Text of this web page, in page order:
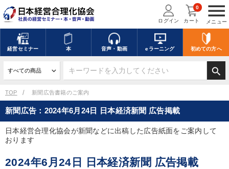
menu
メニュー
ログイン カート
0
経営セミナー 本 音声・動画 eラーニング 初めての方へ
search
TOP 新聞広告書籍のご案内
新聞広告：2024年6月24日 日本経済新聞 広告掲載
日本経営合理化協会が新聞などに出稿した広告紙面をご案内して
おります
2024年6月24日 日本経済新聞 広告掲載